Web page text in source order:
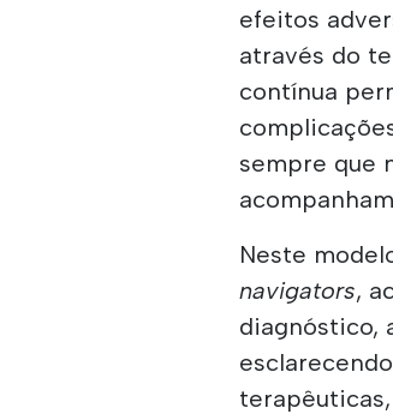
efeitos
através do
contínua
sempre que
Neste
navigators,
diagnóstico,